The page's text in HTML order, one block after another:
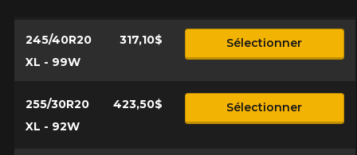
245/40R20
XL - 99W
317,10$ Sélectionner
255/30R20
XL - 92W
423,50$ Sélectionner